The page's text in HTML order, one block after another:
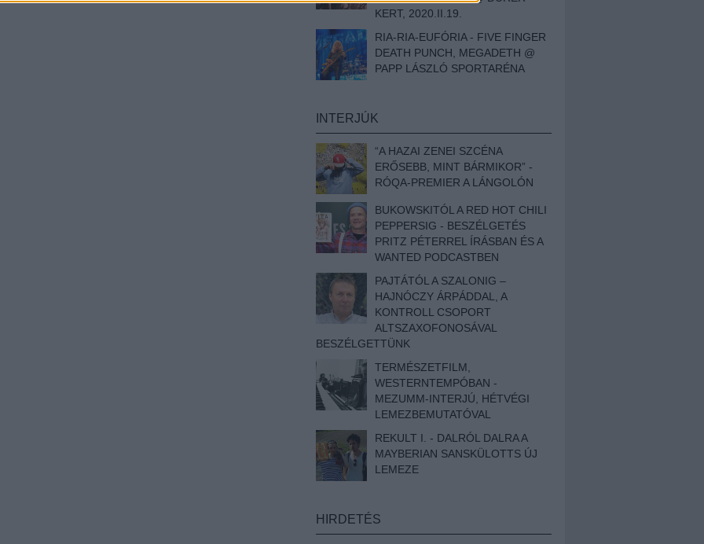
KERT, 2020.II.19.
RIA-RIA-EUFÓRIA - FIVE FINGER
DEATH PUNCH, MEGADETH @
PAPP LÁSZLÓ SPORTARÉNA
INTERJÚK
“A HAZAI ZENEI SZCÉNA
ERŐSEBB, MINT BÁRMIKOR” -
RÓQA-PREMIER A LÁNGOLÓN
BUKOWSKITÓL A RED HOT CHILI
PEPPERSIG - BESZÉLGETÉS
PRITZ PÉTERREL ÍRÁSBAN ÉS A
WANTED PODCASTBEN
PAJTÁTÓL A SZALONIG –
HAJNÓCZY ÁRPÁDDAL, A
KONTROLL CSOPORT
ALTSZAXOFONOSÁVAL
BESZÉLGETTÜNK
TERMÉSZETFILM,
WESTERNTEMPÓBAN -
MEZUMM-INTERJÚ, HÉTVÉGI
LEMEZBEMUTATÓVAL
REKULT I. - DALRÓL DALRA A
MAYBERIAN SANSKÜLOTTS ÚJ
LEMEZE
HIRDETÉS